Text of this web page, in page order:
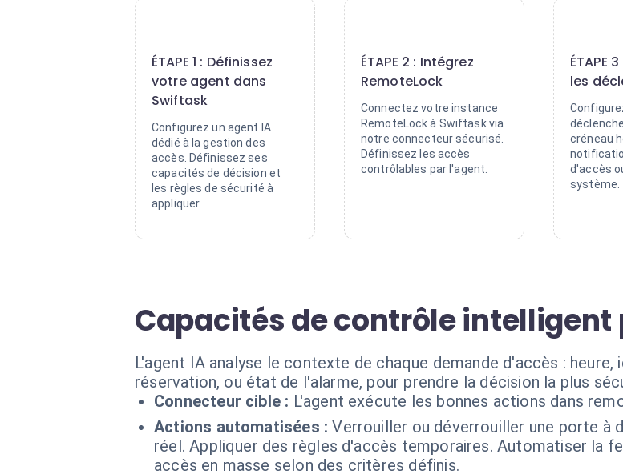
ÉTAPE 1 : Définissez
votre agent dans
Swiftask
Configurez un agent IA
dédié à la gestion des
accès. Définissez ses
capacités de décision et
les règles de sécurité à
appliquer.
ÉTAPE 2 : Intégrez
RemoteLock
Connectez votre instance
RemoteLock à Swiftask via
notre connecteur sécurisé.
Définissez les accès
contrôlables par l'agent.
ÉTAPE
les
créneau
d'accès
système.
Capacités de contrôle intelligent
L'agent IA analyse le contexte de chaque demande d'accès : heure,
réservation, ou état de l'alarme, pour prendre la décision la plus
Connecteur cible : L'agent exécute les bonnes actions dans
Actions automatisées : Verrouiller ou déverrouiller une porte à
réel. Appliquer des règles d'accès temporaires. Automatiser la
accès en masse selon des critères définis.